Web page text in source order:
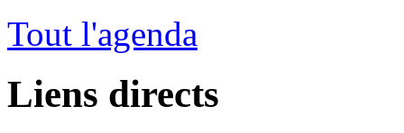
Tout l'agenda
Liens directs